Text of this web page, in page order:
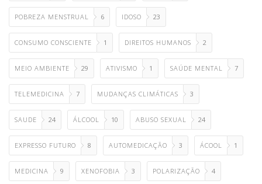
POBREZA MENSTRUAL 6 IDOSO 23
CONSUMO CONSCIENTE 1 DIREITOS HUMANOS 2
MEIO AMBIENTE 29 ATIVISMO 1 SAÚDE MENTAL 7
TELEMEDICINA 7 MUDANÇAS CLIMÁTICAS 3
SAUDE 24 ÁLCOOL 10 ABUSO SEXUAL 24
EXPRESSO FUTURO 8 AUTOMEDICAÇÃO 3 ÁCOOL 1
MEDICINA 9 XENOFOBIA 3 POLARIZAÇÃO 4